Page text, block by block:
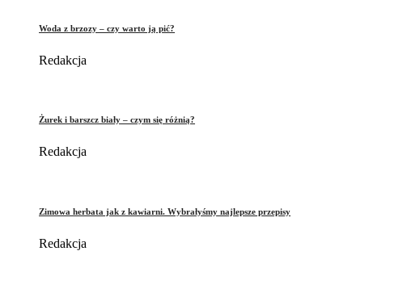
Woda z brzozy – czy warto ją pić?
Redakcja
Żurek i barszcz biały – czym się różnią?
Redakcja
Zimowa herbata jak z kawiarni. Wybrałyśmy najlepsze przepisy
Redakcja